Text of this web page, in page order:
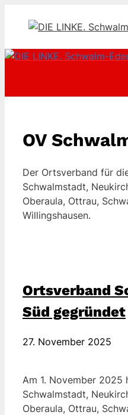
OV
Der Ortsverband für
Schwalmstadt,
Oberaula, Ottrau,
Willingshausen.
Ortsverband
Süd gegründet
27. November 2025
Am 1. November 2025
Schwalmstadt,
Oberaula, Ottrau,